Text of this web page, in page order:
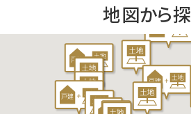
宅・
地図から